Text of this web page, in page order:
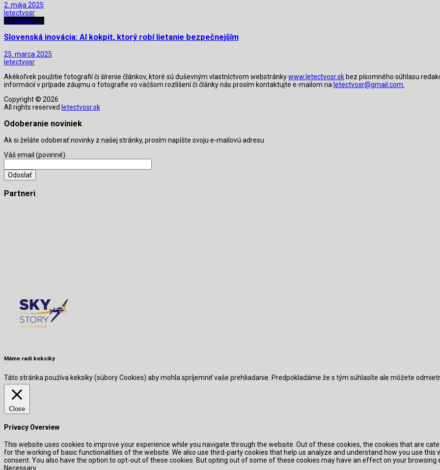
2. mája 2025
letectvosr
Zaujímavosti
Slovenská inovácia: AI kokpit, ktorý robí lietanie bezpečnejším
25. marca 2025
letectvosr
Akékoľvek použitie fotografií či šírenie článkov, ktoré sú duševným vlastníctvom webstránkywww.letectvosr.sk bez písomného súhlasu
informácií v prípade záujmu o fotografie vo väčšom rozlíšení či články nás prosím kontaktujte e-mailom na letectvosr@gmail.com.
Copyright © 2026
All rights reserved letectvosr.sk
Odoberanie noviniek
Ak si želáte odoberať novinky z našej stránky, prosím napíšte svoju e-mailovú adresu
Váš email (povinné)
Partneri
Máme radi keksíky
Táto stránka používa keksíky (súbory Cookies) aby mohla spríjemniť vaše prehliadanie. Predpokladáme že s tým súhlasíte ale môžete
Close
Privacy Overview
This website uses cookies to improve your experience while you navigate through the website. Out of these cookies, the cookies that are
for the working of basic functionalities of the website. We also use third-party cookies that help us analyze and understand how you use
consent. You also have the option to opt-out of these cookies. But opting out of some of these cookies may have an effect on your browsing
Necessary